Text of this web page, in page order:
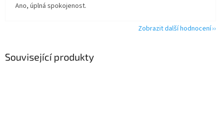
Související produkty
Ano, úplná spokojenost.
Zobrazit další hodnocení